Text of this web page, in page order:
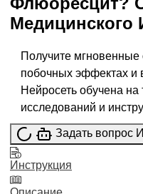
Медицинского
Получите мгновенные
побочных эффектах и
Нейросеть обучена на
исследований и
Задать вопрос
Инструкция